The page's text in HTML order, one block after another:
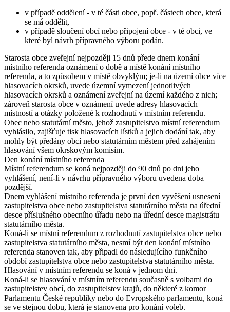
v případě oddělení - v té části obce, popř. částech obce, která
se má oddělit,
v případě sloučení obcí nebo připojení obce - v té obci, ve
které byl návrh přípravného výboru podán.
Starosta obce zveřejní nejpozději 15 dnů přede dnem konání
místního referenda oznámení o době a místě konání místního
referenda, a to způsobem v místě obvyklým; je-li na území obce více
hlasovacích okrsků, uvede územní vymezení jednotlivých
hlasovacích okrsků a oznámení zveřejní na území každého z nich;
zároveň starosta obce v oznámení uvede adresy hlasovacích
místností a otázky položené k rozhodnutí v místním referendu.
Obec nebo statutární město, jehož zastupitelstvo místní referendum
vyhlásilo, zajišťuje tisk hlasovacích lístků a jejich dodání tak, aby
mohly být předány obcí nebo statutárním městem před zahájením
hlasování všem okrskovým komisím.
Den konání místního referenda
Místní referendum se koná nejpozději do 90 dnů po dni jeho
vyhlášení, není-li v návrhu přípravného výboru uvedena doba
pozdější.
Dnem vyhlášení místního referenda je první den vyvěšení usnesení
zastupitelstva obce nebo zastupitelstva statutárního města na úřední
desce příslušného obecního úřadu nebo na úřední desce magistrátu
statutárního města.
Koná-li se místní referendum z rozhodnutí zastupitelstva obce nebo
zastupitelstva statutárního města, nesmí být den konání místního
referenda stanoven tak, aby připadl do následujícího funkčního
období zastupitelstva obce nebo zastupitelstva statutárního města.
Hlasování v místním referendu se koná v jednom dni.
Koná-li se hlasování v místním referendu současně s volbami do
zastupitelstev obcí, do zastupitelstev krajů, do některé z komor
Parlamentu České republiky nebo do Evropského parlamentu, koná
se ve stejnou dobu, která je stanovena pro konání voleb.